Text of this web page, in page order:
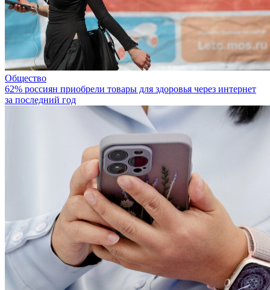
Общество
62% россиян приобрели товары для здоровья через интернет
за последний год